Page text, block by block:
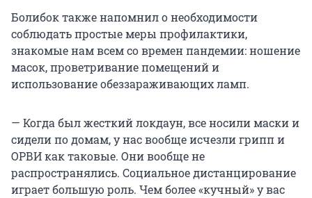
Болибок также напомнил о необходимости
соблюдать простые меры профилактики,
знакомые нам всем со времен пандемии: ношение
масок, проветривание помещений и
использование обеззараживающих ламп.
— Когда был жесткий локдаун, все носили маски и
сидели по домам, у нас вообще исчезли грипп и
ОРВИ как таковые. Они вообще не
распространялись. Социальное дистанцирование
играет большую роль. Чем более «кучный» у вас